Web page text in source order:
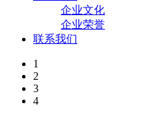
企业文化
企业荣誉
联系我们
1
2
3
4